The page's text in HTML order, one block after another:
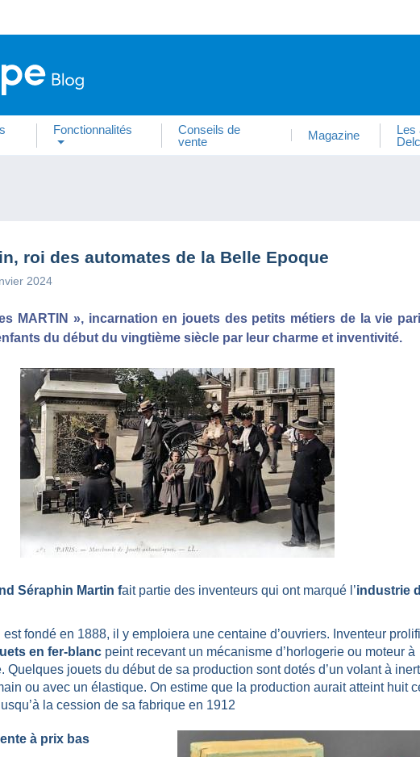
Fonctionnalités
Conseils de
vente
Magazine
Les
roi des automates de la Belle Epoque
2024
MARTIN », incarnation en jouets des petits métiers de la vie
du début du vingtième siècle par leur charme et inventivité.
Séraphin Martin fait partie des inventeurs qui ont marqué l’industrie
fondé en 1888, il y emploiera une centaine d’ouvriers. Inventeur
en fer-blanc peint recevant un mécanisme d’horlogerie ou moteur à
Quelques jouets du début de sa production sont dotés d’un volant à
ou avec un élastique. On estime que la production aurait atteint huit
la cession de sa fabrique en 1912
à prix bas